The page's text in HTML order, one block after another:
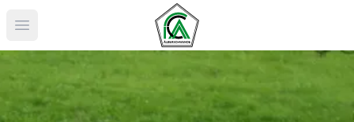
Menü öffnen
FC Sohm Alberschwende